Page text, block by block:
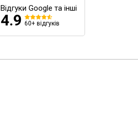
Відгуки Google та інші
4.9 60+ відгуків